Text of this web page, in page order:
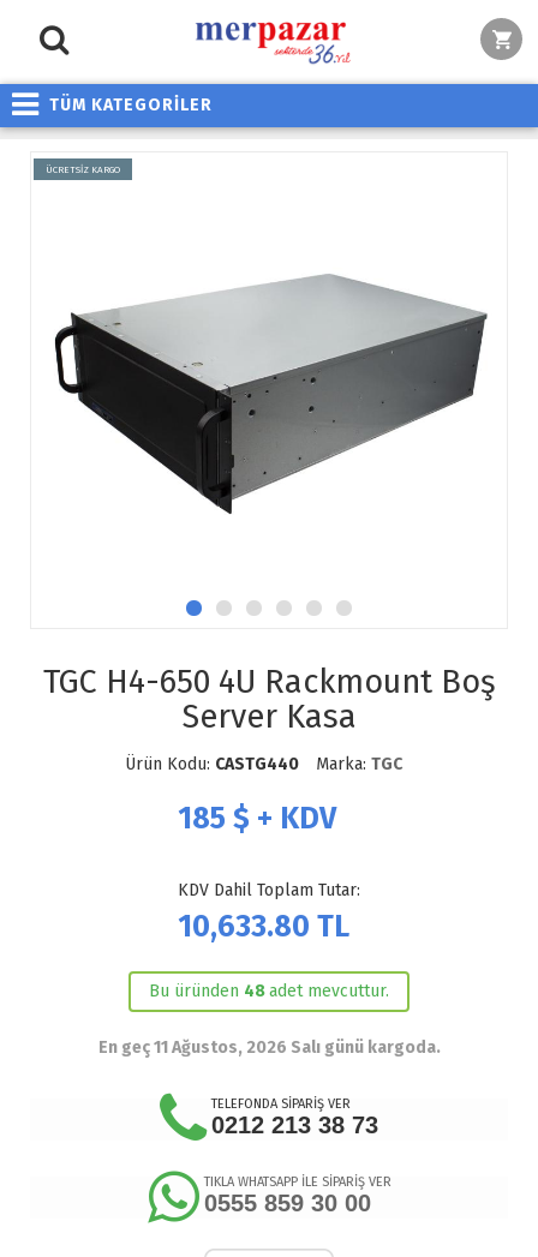
TÜM KATEGORİLER
ÜCRETSİZ KARGO
TGC H4-650 4U Rackmount Boş
Server Kasa
Ürün Kodu: CASTG440 Marka: TGC
185 $ + KDV
KDV Dahil Toplam Tutar:
10,633.80 TL
Bu üründen 48adet mevcuttur.
En geç 11 Ağustos, 2026 Salı günü kargoda.
TELEFONDA SİPARİŞ VER
0212 213 38 73
TIKLA WHATSAPP İLE SİPARİŞ VER
0555 859 30 00